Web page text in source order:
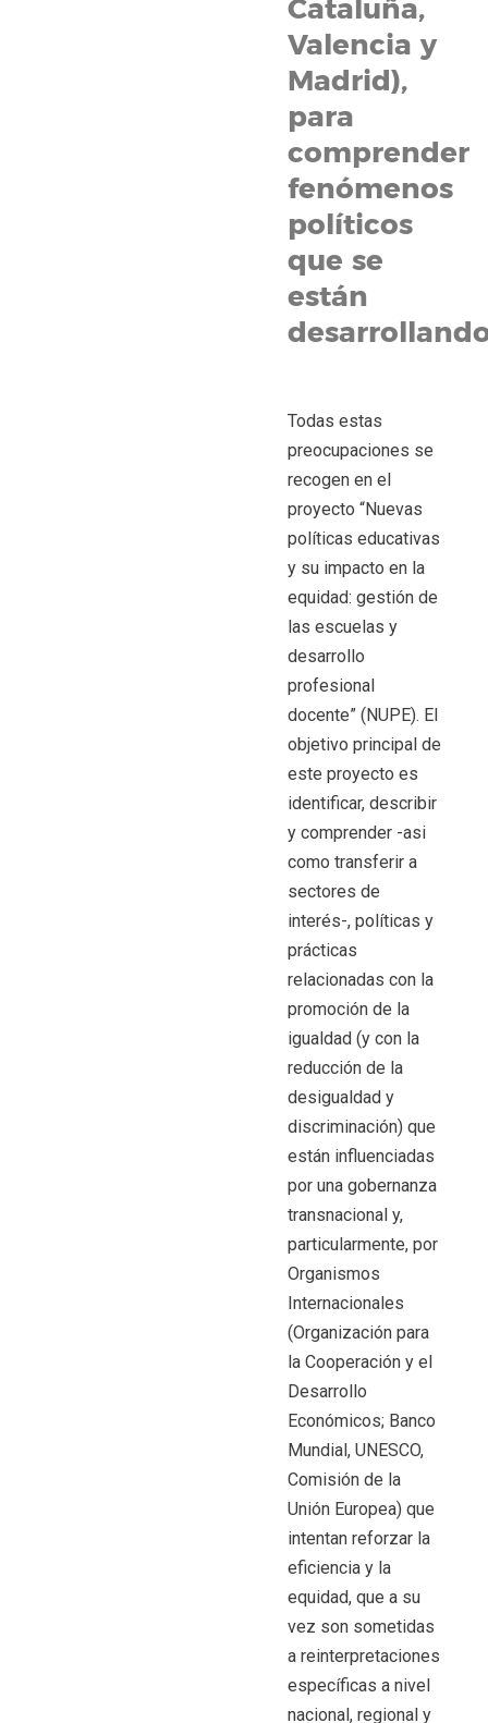
Cataluña,
Valencia y
Madrid),
para
comprender
fenómenos
políticos
que se
están
Todas estas
preocupaciones se
recogen en el
proyecto “Nuevas
políticas educativas
y su impacto en la
equidad: gestión de
las escuelas y
desarrollo
profesional
docente” (NUPE). El
objetivo principal de
este proyecto es
identificar, describir
y comprender -asi
como transferir a
sectores de
interés-, políticas y
prácticas
relacionadas con la
promoción de la
igualdad (y con la
reducción de la
desigualdad y
discriminación) que
están influenciadas
por una gobernanza
transnacional y,
particularmente, por
Organismos
Internacionales
(Organización para
la Cooperación y el
Desarrollo
Económicos; Banco
Mundial, UNESCO,
Comisión de la
Unión Europea) que
intentan reforzar la
eficiencia y la
equidad, que a su
vez son sometidas
a reinterpretaciones
específicas a nivel
nacional, regional y